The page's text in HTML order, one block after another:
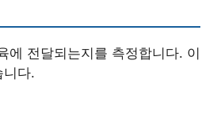
에 전달되는지를 측정합니다. 이
니다.